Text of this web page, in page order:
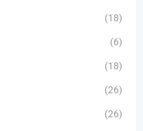
(18)
(6)
(18)
(26)
(26)